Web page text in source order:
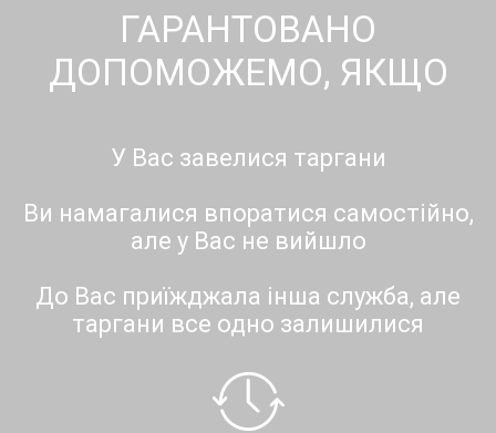
ГАРАНТОВАНО
ДОПОМОЖЕМО, ЯКЩО
У Вас завелися таргани
Ви намагалися впоратися самостійно,
але у Вас не вийшло
До Вас приїжджала інша служба, але
таргани все одно залишилися